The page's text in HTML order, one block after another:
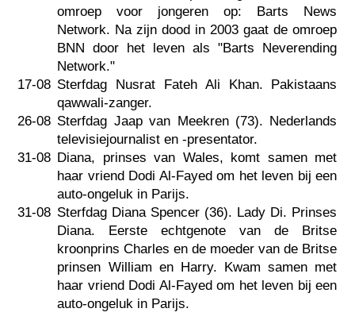
omroep voor jongeren op: Barts News
Network. Na zijn dood in 2003 gaat de omroep
BNN door het leven als "Barts Neverending
Network."
17-08 Sterfdag Nusrat Fateh Ali Khan. Pakistaans
qawwali-zanger.
26-08 Sterfdag Jaap van Meekren (73). Nederlands
televisiejournalist en -presentator.
31-08 Diana, prinses van Wales, komt samen met
haar vriend Dodi Al-Fayed om het leven bij een
auto-ongeluk in Parijs.
31-08 Sterfdag Diana Spencer (36). Lady Di. Prinses
Diana. Eerste echtgenote van de Britse
kroonprins Charles en de moeder van de Britse
prinsen William en Harry. Kwam samen met
haar vriend Dodi Al-Fayed om het leven bij een
auto-ongeluk in Parijs.